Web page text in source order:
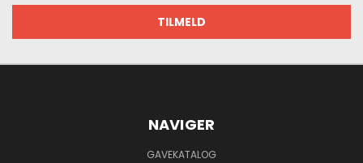
NAVIGER
GAVEKATALOG